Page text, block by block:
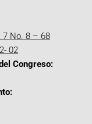
7 No. 8 – 68
02
Congreso: